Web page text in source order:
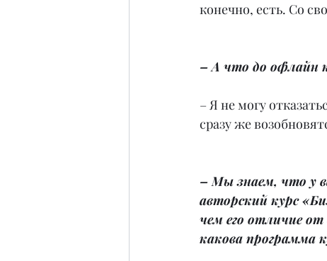
конечно, есть. Со
– А что до офлайн
– Я не могу
сразу же
– Мы знаем, что у
авторский курс
чем его отличие от
какова программа